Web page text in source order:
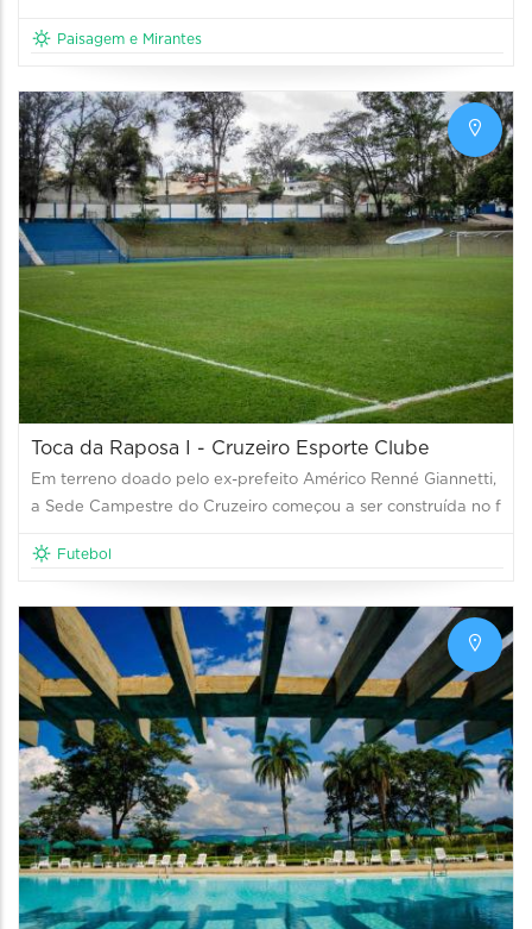
Paisagem e Mirantes
Toca da Raposa I - Cruzeiro Esporte Clube
Em terreno doado pelo ex-prefeito Américo Renné Giannetti,
a Sede Campestre do Cruzeiro começou a ser construída no f
Futebol